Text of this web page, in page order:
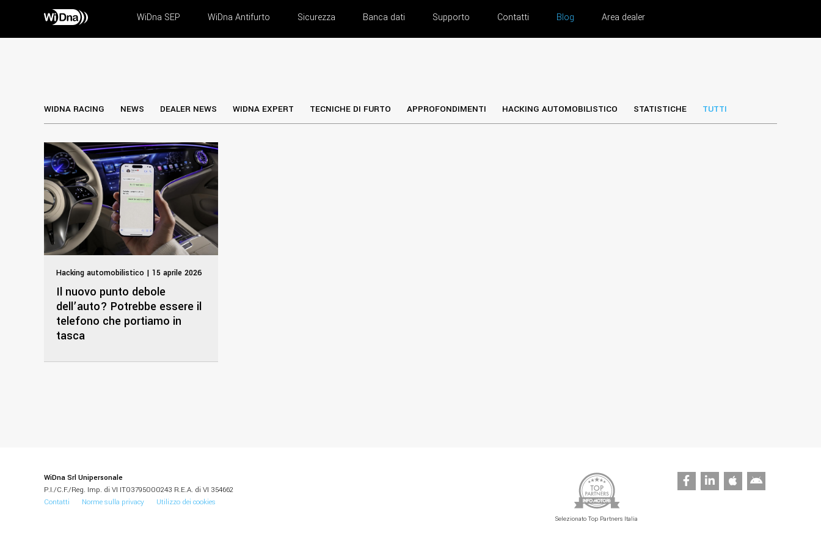
WiDna SEP WiDna Antifurto Sicurezza Banca dati Supporto Contatti Blog Area dealer
WIDNA RACING NEWS DEALER NEWS WIDNA EXPERT TECNICHE DI FURTO APPROFONDIMENTI HACKING AUTOMOBILISTICO STATISTICHE TUTTI
Hacking automobilistico | 15 aprile 2026
Il nuovo punto debole
dell’auto? Potrebbe essere il
telefono che portiamo in
tasca
WiDna Srl Unipersonale
P.I./C.F./Reg. Imp. di VI IT03795000243 R.E.A. di VI 354662
Contatti
Norme sulla privacy Utilizzo dei cookies
Selezionato Top Partners Italia